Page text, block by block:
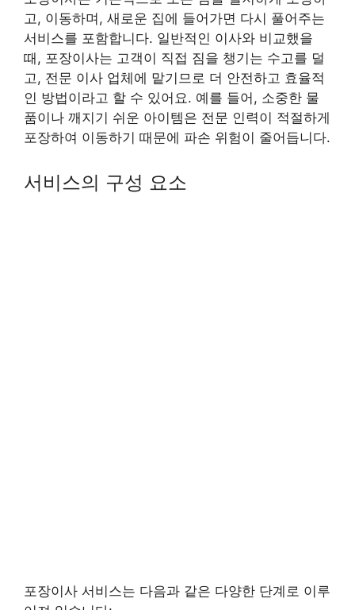
고, 이동하며, 새로운 집에 들어가면 다시 풀어주는
서비스를 포함합니다. 일반적인 이사와 비교했을
때, 포장이사는 고객이 직접 짐을 챙기는 수고를 덜
고, 전문 이사 업체에 맡기므로 더 안전하고 효율적
인 방법이라고 할 수 있어요. 예를 들어, 소중한 물
품이나 깨지기 쉬운 아이템은 전문 인력이 적절하게
포장하여 이동하기 때문에 파손 위험이 줄어듭니다.
서비스의 구성 요소
포장이사 서비스는 다음과 같은 다양한 단계로 이루